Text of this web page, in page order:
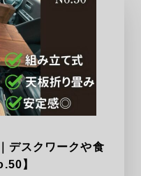
デスクワークや食
】